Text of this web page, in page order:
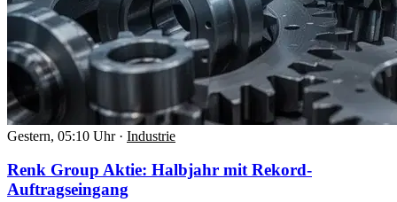
Gestern, 05:10 Uhr · Industrie
Renk Group Aktie: Halbjahr mit Rekord-
Auftragseingang